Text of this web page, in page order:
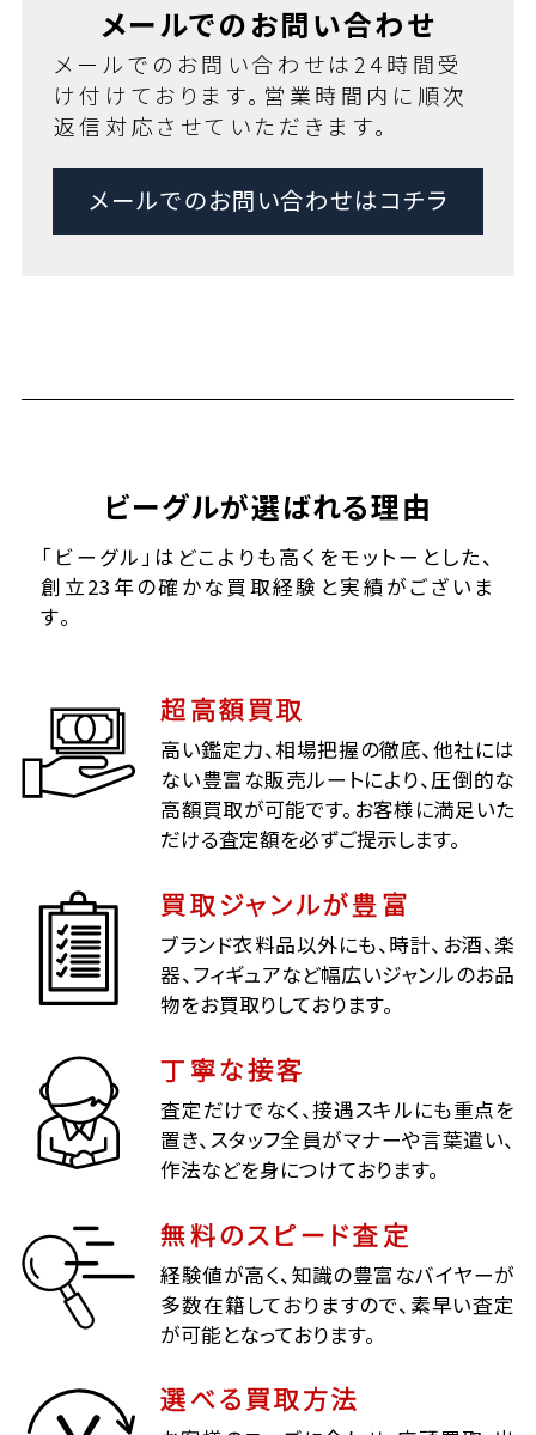
メールでのお問い合わせ
メールでのお問い合わせは24時間受
け付けております。営業時間内に順次
返信対応させていただきます。
メールでのお問い合わせはコチラ
ビーグルが選ばれる理由
「ビーグル」はどこよりも高くをモットーとした、
創立23年の確かな買取経験と実績がございま
す。
超高額買取
高い鑑定力、相場把握の徹底、他社には
ない豊富な販売ルートにより、圧倒的な
高額買取が可能です。お客様に満足いた
だける査定額を必ずご提示します。
買取ジャンルが豊富
ブランド衣料品以外にも、時計、お酒、楽
器、フィギュアなど幅広いジャンルのお品
物をお買取りしております。
丁寧な接客
査定だけでなく、接遇スキルにも重点を
置き、スタッフ全員がマナーや言葉遣い、
作法などを身につけております。
無料のスピード査定
経験値が高く、知識の豊富なバイヤーが
多数在籍しておりますので、素早い査定
が可能となっております。
選べる買取方法